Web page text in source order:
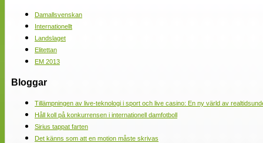
Damallsvenskan
Internationellt
Landslaget
Elitettan
EM 2013
Bloggar
Tillämpningen av live-teknologi i sport och live casino: En ny värld av
Håll koll på konkurrensen i internationell damfotboll
Sirius tappat farten
Det känns som att en motion måste skrivas